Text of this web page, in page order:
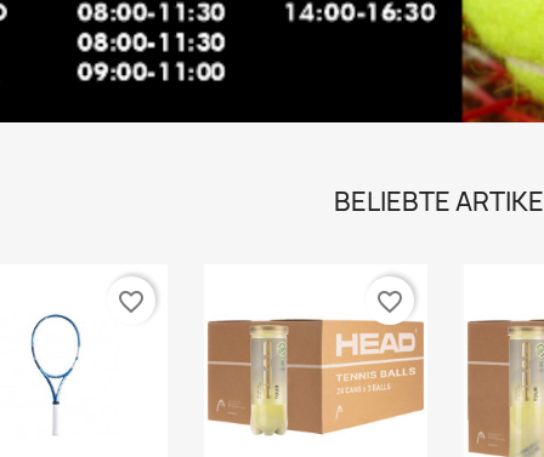
BELIEBTE
favorite_border favorite_border